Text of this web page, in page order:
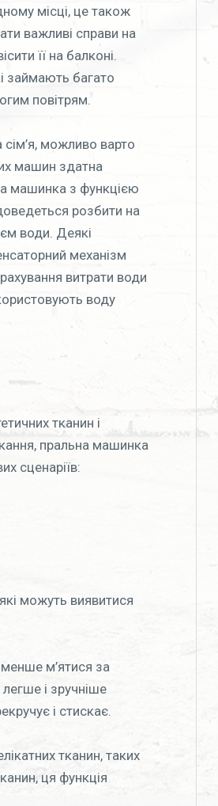
місці, це також
важливі справи на
її на балконі.
займають багато
повітрям.
можливо варто
машин здатна
машинка з функцією
розбити на
води. Деякі
механізм
витрати води
воду
тканин і
пральна машинка
сценаріїв:
можуть виявитися
м’ятися за
і зручніше
і стискає.
тканин, таких
ця функція